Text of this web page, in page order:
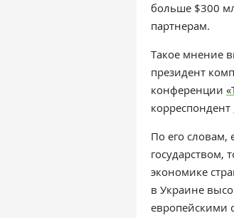
больше $300
партнерам.
Такое мнение
президент
конференции
корреспондент
По его словам,
государством,
экономике
в Украине
европейскими